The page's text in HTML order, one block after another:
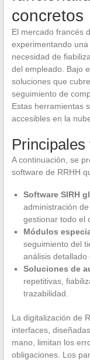
concretos
El mercado francés
experimentando
necesidad de
del empleado. Bajo
soluciones que
seguimiento de
Estas herramientas
accesibles en la
A continuación, se
software de RRHH
Software SIRH
administración
gestionar todo el
Módulos
seguimiento del
análisis detallado
Soluciones de
repetitivas,
trazabilidad.
La digitalización de
interfaces,
mano, limitan los
obligaciones. Los